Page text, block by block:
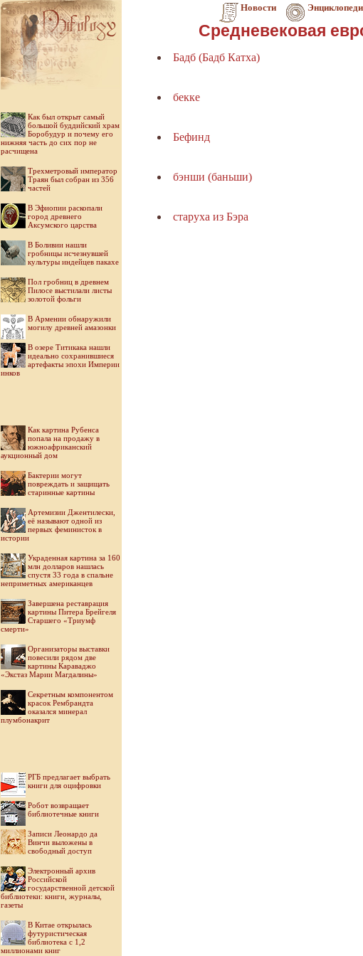
Новости
Как был открыт самый
большой буддийский храм
Боробудур и почему его
нижняя часть до сих пор не
расчищена
Трехметровый император
Траян был собран из 356
частей
В Эфиопии раскопали
город древнего
Аксумского царства
В Боливии нашли
гробницы исчезнувшей
культуры индейцев пакахе
Пол гробниц в древнем
Пилосе выстилали листы
золотой фольги
В Армении обнаружили
могилу древней амазонки
В озере Титикака нашли
идеально сохранившиеся
артефакты эпохи Империи
инков
Как картина Рубенса
попала на продажу в
южноафриканский
аукционный дом
Бактерии могут
повреждать и защищать
старинные картины
Артемизии Джентилески,
её называют одной из
первых феминисток в
истории
Украденная картина за 160
млн долларов нашлась
спустя 33 года в спальне
неприметных американцев
Завершена реставрация
картины Питера Брейгеля
Старшего «Триумф
смерти»
Организаторы выставки
повесили рядом две
картины Караваджо
«Экстаз Марии Магдалины»
Секретным компонентом
красок Рембрандта
оказался минерал
плумбонакрит
РГБ предлагает выбрать
книги для оцифровки
Робот возвращает
библиотечные книги
Записи Леонардо да
Винчи выложены в
свободный доступ
Электронный архив
Российской
государственной детской
библиотеки: книги, журналы,
газеты
В Китае открылась
футуристическая
библиотека с 1,2
миллионами книг
Средневековая
Бадб (Бадб Катха)
бекке
Бефинд
бэнши (баньши)
старуха из Бэра